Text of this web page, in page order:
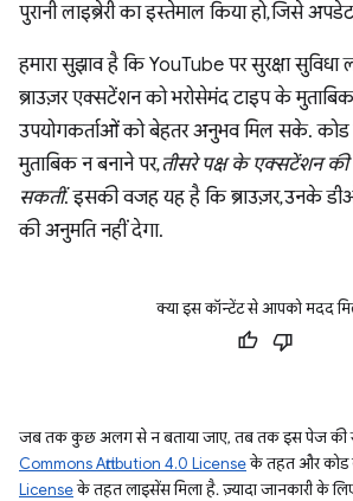
पुरानी लाइब्रेरी का इस्तेमाल किया हो, जिसे
हमारा सुझाव है कि YouTube पर सुरक्षा
ब्राउज़र एक्सटेंशन को भरोसेमंद टाइप के मुताबिक
उपयोगकर्ताओं को बेहतर अनुभव मिल सके. कोड
मुताबिक न बनाने पर,तीसरे पक्ष के एक्सटेंशन की
सकतीं. इसकी वजह यह है कि ब्राउज़र, उनके
की अनुमति नहीं देगा.
क्या इस कॉन्टेंट से आपको मदद
जब तक कुछ अलग से न बताया जाए, तब तक इस पेज की
Commons Attribution 4.0 Licenseके तहत और कोड
Licenseके तहत लाइसेंस मिला है. ज़्यादा जानकारी के